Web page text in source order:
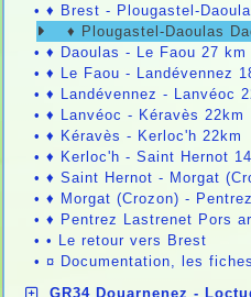
• ♦ Brest - Plougastel-
♦ Plougastel-Daoulas
• ♦ Daoulas - Le Faou 27 km
• ♦ Le Faou - Landévennez
• ♦ Landévennez - Lanvéoc
• ♦ Lanvéoc - Kéravès 22km
• ♦ Kéravès - Kerloc'h 22km
• ♦ Kerloc'h - Saint Hernot
• ♦ Saint Hernot - Morgat
• ♦ Morgat (Crozon) -
• ♦ Pentrez Lastrenet Pors
• • Le retour vers Brest
• ¤ Documentation, les
GR34 Douarnenez -